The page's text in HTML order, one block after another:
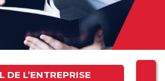
DE L’ENTREPRISE